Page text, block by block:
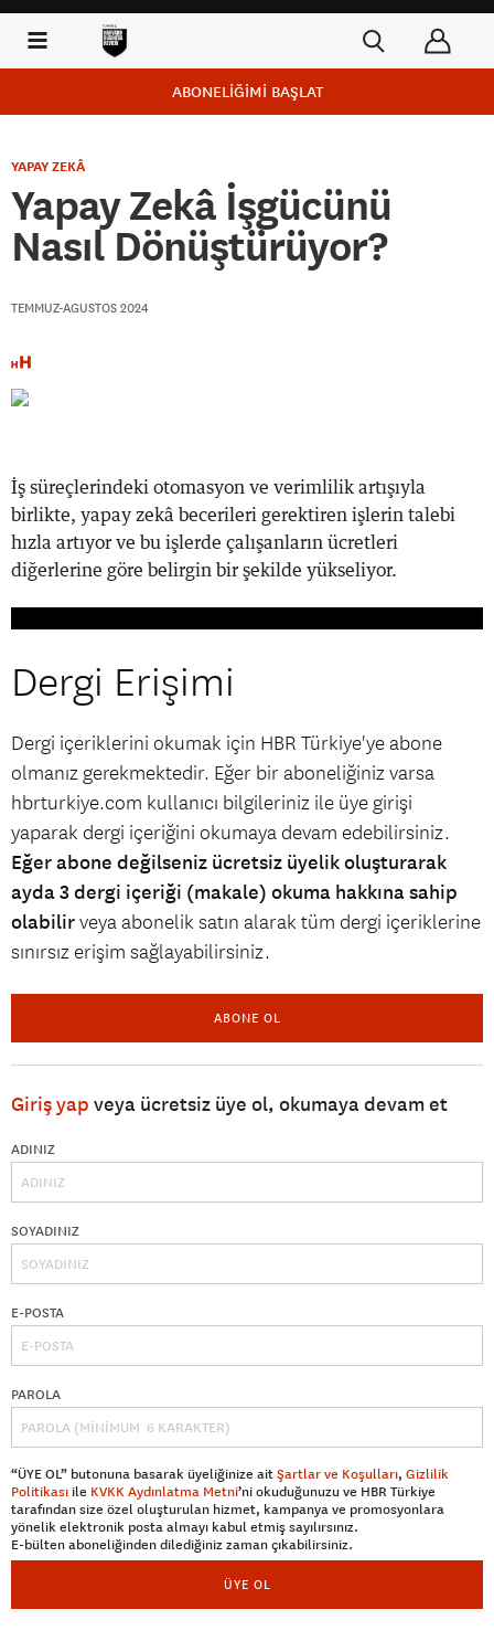
ABONELİĞİMİ BAŞLAT
YAPAY ZEKÂ
Yapay Zekâ İşgücünü
Nasıl Dönüştürüyor?
TEMMUZ-AGUSTOS 2024
İş süreçlerindeki otomasyon ve verimlilik artışıyla
birlikte, yapay zekâ becerileri gerektiren işlerin talebi
hızla artıyor ve bu işlerde çalışanların ücretleri
diğerlerine göre belirgin bir şekilde yükseliyor.
Dergi Erişimi
Dergi içeriklerini okumak için HBR Türkiye'ye abone
olmanız gerekmektedir. Eğer bir aboneliğiniz varsa
hbrturkiye.com kullanıcı bilgileriniz ile üye girişi
yaparak dergi içeriğini okumaya devam edebilirsiniz.
Eğer abone değilseniz ücretsiz üyelik oluşturarak
ayda 3 dergi içeriği (makale) okuma hakkına sahip
olabilirveya abonelik satın alarak tüm dergi içeriklerine
sınırsız erişim sağlayabilirsiniz.
ABONE OL
Giriş yap veya ücretsiz üye ol, okumaya devam et
ADINIZ
SOYADINIZ
E-POSTA
PAROLA
“ÜYE OL” butonuna basarak üyeliğinize aitŞartlar ve Koşulları, Gizlilik
Politikası ile KVKK Aydınlatma Metni’ni okuduğunuzu ve HBR Türkiye
tarafından size özel oluşturulan hizmet, kampanya ve promosyonlara
yönelik elektronik posta almayı kabul etmiş sayılırsınız.
E-bülten aboneliğinden dilediğiniz zaman çıkabilirsiniz.
ÜYE OL